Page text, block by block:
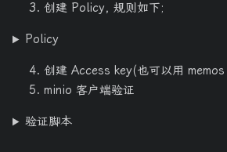
创建 Policy, 规则如下;
Policy
创建 Access key(也可以用
minio 客户端验证
验证脚本